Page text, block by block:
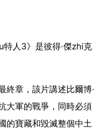
特人3》是彼得·傑zhi克
終章，該片講述比爾博·
大軍的戰爭，同時必須
的寶藏和毀滅整個中土